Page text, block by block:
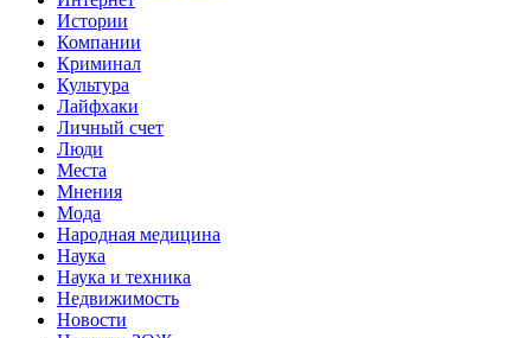
Истории
Компании
Криминал
Культура
Лайфхаки
Личный счет
Люди
Места
Мнения
Мода
Народная медицина
Наука
Наука и техника
Недвижимость
Новости